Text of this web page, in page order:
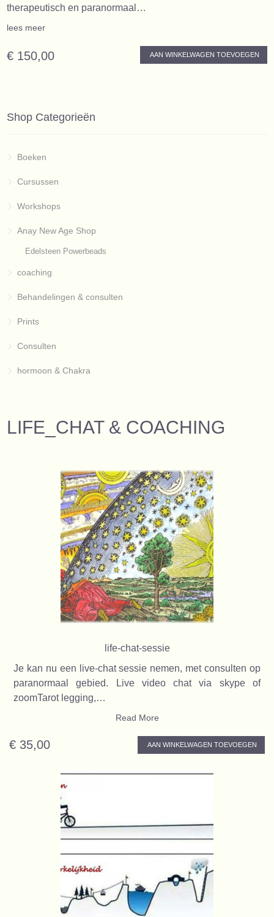
therapeutisch en paranormaal…
lees meer
€ 150,00 AAN WINKELWAGEN TOEVOEGEN
Shop Categorieën
Boeken
Cursussen
Workshops
Anay New Age Shop
Edelsteen Powerbeads
coaching
Behandelingen & consulten
Prints
Consulten
hormoon & Chakra
LIFE_CHAT & COACHING
life-chat-sessie
Je kan nu een live-chat sessie nemen, met consulten op
paranormaal gebied. Live video chat via skype of
zoomTarot legging,…
Read More
€ 35,00 AAN WINKELWAGEN TOEVOEGEN